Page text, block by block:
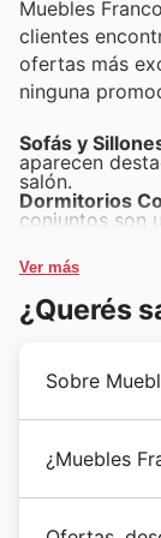
Muebles
clientes
ofertas más
ninguna
Sofás y
aparecen
salón.
Dormitorios
conjuntos son
incluir ofertas
Muebles
inclusión en
Colchones y
Ver más
¿Querés
Sobre
muebles de
themselves
diseño de
¿Muebles